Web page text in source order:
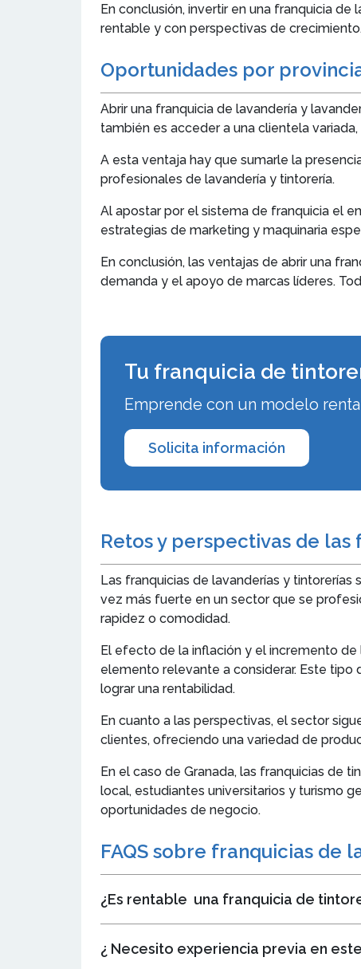
En conclusión, invertir en una franquicia
rentable y con perspectivas de crecimiento.
Oportunidades por
Abrir una franquicia de lavandería y
también es acceder a una clientela
A esta ventaja hay que sumarle la
profesionales de lavandería y tintorería.
Al apostar por el sistema de franquicia el
estrategias de marketing y maquinaria
En conclusión, las ventajas de abrir una
demanda y el apoyo de marcas líderes.
Tu franquicia de
Emprende con un modelo
Solicita información
Retos y perspectivas de
Las franquicias de lavanderías y
vez más fuerte en un sector que se
rapidez o comodidad.
El efecto de la inflación y el incremento
elemento relevante a considerar. Este
lograr una rentabilidad.
En cuanto a las perspectivas, el sector
clientes, ofreciendo una variedad de
En el caso de Granada, las franquicias de
local, estudiantes universitarios y turismo
oportunidades de negocio.
FAQS sobre franquicias de
¿Es rentable una franquicia de
¿ Necesito experiencia previa en